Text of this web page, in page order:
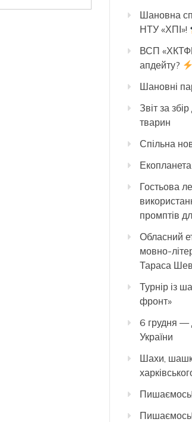
Шановна
НТУ «ХПІ»!
ВСП
апдейту?
Шановні
Звіт за
тварин
Спільна
Гостьова
промптів
Обласний
мовно-
Тараса
Турнір із
фронт»
6 грудня —
України
Шахи,
Пишаємось!
Пишаємось!